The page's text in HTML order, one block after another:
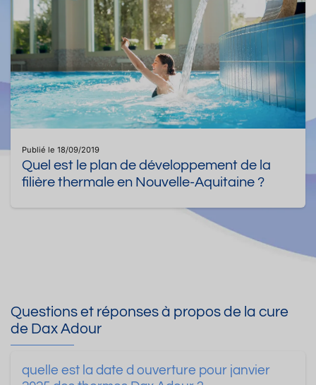
Publié le 18/09/2019
Quel est le plan de développement de la
filière thermale en Nouvelle-Aquitaine ?
Questions et réponses à propos de la cure
de Dax Adour
quelle est la date d ouverture pour janvier